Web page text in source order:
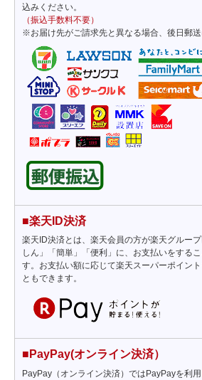
込みください。
（振込手数料不要）
※お届け先がご請求先と異なる場合、後日郵送
■楽天ID決済
楽天ID決済とは、楽天会員の方が楽天グルー
しん」「簡単」「便利」に、お支払いをする
す。お支払い額に応じて楽天スーパーポイン
ともできます。
■PayPay(オンライン決済）
PayPay（オンライン決済）ではPayPayを利